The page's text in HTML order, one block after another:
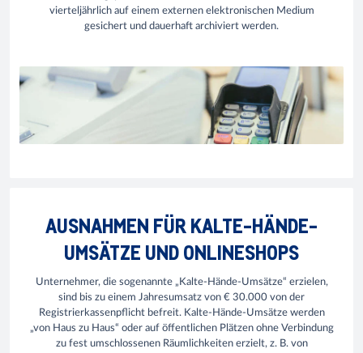
vierteljährlich auf einem externen elektronischen Medium
gesichert und dauerhaft archiviert werden.
AUSNAHMEN FÜR KALTE-HÄNDE-
UMSÄTZE UND ONLINESHOPS
Unternehmer, die sogenannte „Kalte-Hände-Umsätze“ erzielen,
sind bis zu einem Jahresumsatz von € 30.000 von der
Registrierkassenpflicht befreit. Kalte-Hände-Umsätze werden
„von Haus zu Haus“ oder auf öffentlichen Plätzen ohne Verbindung
zu fest umschlossenen Räumlichkeiten erzielt, z. B. von